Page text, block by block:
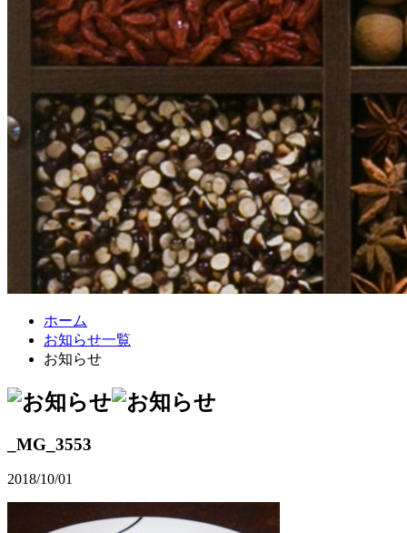
ホーム
お知らせ一覧
お知らせ
_MG_3553
2018/10/01